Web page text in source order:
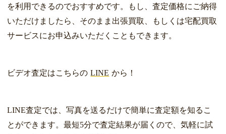
を利用できるのでおすすめです。もし、査定価格にご納得
いただけましたら、そのまま出張買取、もしくは宅配買取
サービスにお申込みいただくこともできます。
ビデオ査定はこちらの LINE から！
LINE査定では、写真を送るだけで簡単に査定額を知るこ
とができます。最短5分で査定結果が届くので、気軽に試